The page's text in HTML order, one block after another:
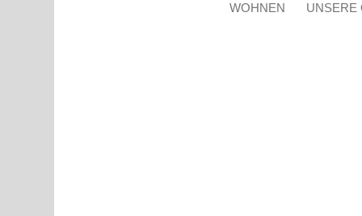
WOHNEN UNSERE